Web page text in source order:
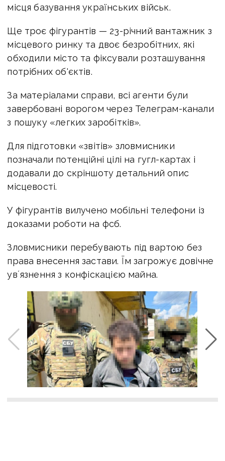
місця базування українських військ.
Ще троє фігурантів — 23-річний вантажник з
місцевого ринку та двоє безробітних, які
обходили місто та фіксували розташування
потрібних об'єктів.
За матеріалами справи, всі агенти були
завербовані ворогом через Телеграм-канали
з пошуку «легких заробітків».
Для підготовки «звітів» зловмисники
позначали потенційні цілі на гугл-картах і
додавали до скріншоту детальний опис
місцевості.
У фігурантів вилучено мобільні телефони із
доказами роботи на фсб.
Зловмисники перебувають під вартою без
права внесення застави. Їм загрожує довічне
увʼязнення з конфіскацією майна.